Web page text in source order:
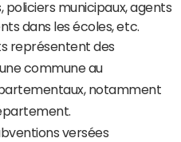
policiers municipaux, agents
dans les écoles, etc.
représentent des
commune au
notamment
versées